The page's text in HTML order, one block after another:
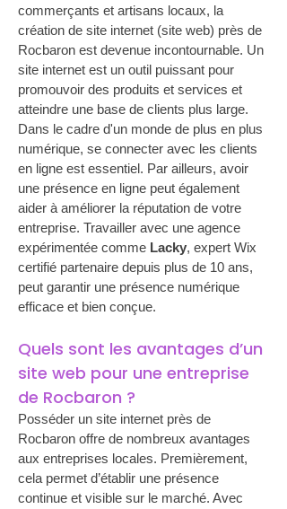
commerçants et artisans locaux, la
création de site internet (site web) près de
Rocbaron est devenue incontournable. Un
site internet est un outil puissant pour
promouvoir des produits et services et
atteindre une base de clients plus large.
Dans le cadre d'un monde de plus en plus
numérique, se connecter avec les clients
en ligne est essentiel. Par ailleurs, avoir
une présence en ligne peut également
aider à améliorer la réputation de votre
entreprise. Travailler avec une agence
expérimentée comme Lacky, expert Wix
certifié partenaire depuis plus de 10 ans,
peut garantir une présence numérique
efficace et bien conçue.
Quels sont les avantages d’un
site web pour une entreprise
de Rocbaron ?
Posséder un site internet près de
Rocbaron offre de nombreux avantages
aux entreprises locales. Premièrement,
cela permet d’établir une présence
continue et visible sur le marché. Avec